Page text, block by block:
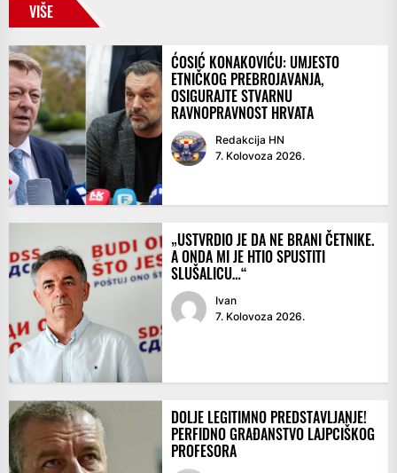
VIŠE
ĆOSIĆ KONAKOVIĆU: UMJESTO
ETNIČKOG PREBROJAVANJA,
OSIGURAJTE STVARNU
RAVNOPRAVNOST HRVATA
Redakcija HN
7. Kolovoza 2026.
„USTVRDIO JE DA NE BRANI ČETNIKE.
A ONDA MI JE HTIO SPUSTITI
SLUŠALICU…“
Ivan
7. Kolovoza 2026.
DOLJE LEGITIMNO PREDSTAVLJANJE!
PERFIDNO GRAĐANSTVO LAJPCIŠKOG
PROFESORA